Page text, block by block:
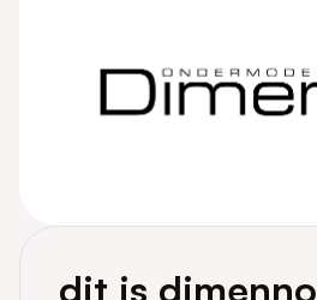
dit is dimenno